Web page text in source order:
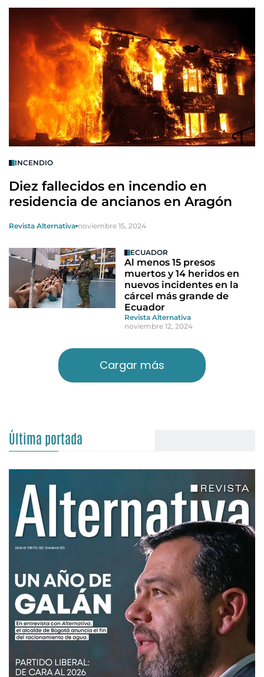
INCENDIO
Diez fallecidos en incendio en
residencia de ancianos en Aragón
Revista Alternativa noviembre 15, 2024
ECUADOR
Al menos 15 presos
muertos y 14 heridos en
nuevos incidentes en la
cárcel más grande de
Ecuador
Revista Alternativa
noviembre 12, 2024
Cargar más
Última portada